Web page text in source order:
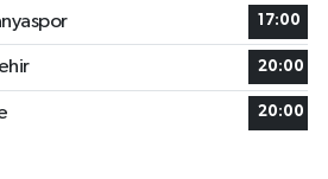
17:00
20:00
20:00